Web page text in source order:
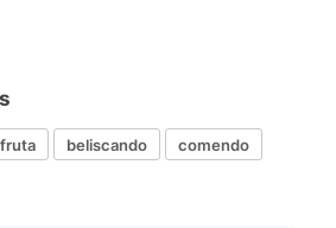
fruta beliscando
comendo